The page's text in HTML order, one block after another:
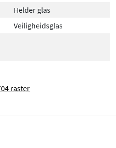
Helder glas
Veiligheidsglas
raster